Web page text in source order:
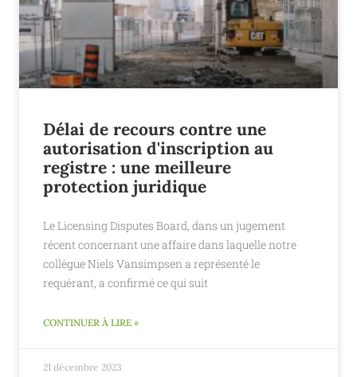
Délai de recours contre une
autorisation d'inscription au
registre : une meilleure
protection juridique
Le Licensing Disputes Board, dans un jugement
récent concernant une affaire dans laquelle notre
collègue Niels Vansimpsen a représenté le
requérant, a confirmé ce qui suit
CONTINUER À LIRE »
21 décembre 2023